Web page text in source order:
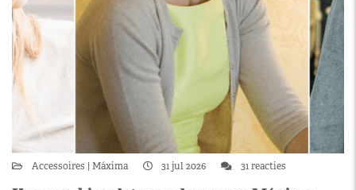
Accessoires Máxima 31 jul 2026 31 reacties